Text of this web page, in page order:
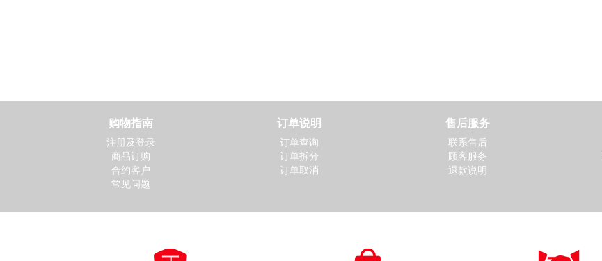
购物指南
注册及登录
商品订购
合约客户
常见问题
订单说明
订单查询
订单拆分
订单取消
售后服务
联系售后
顾客服务
退款说明